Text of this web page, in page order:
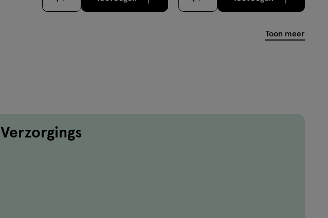
verhoog aantal met één Bijna uitverkocht!Er zijn nog
sterren
verhoog aantal
Toon meer
Verzorgings